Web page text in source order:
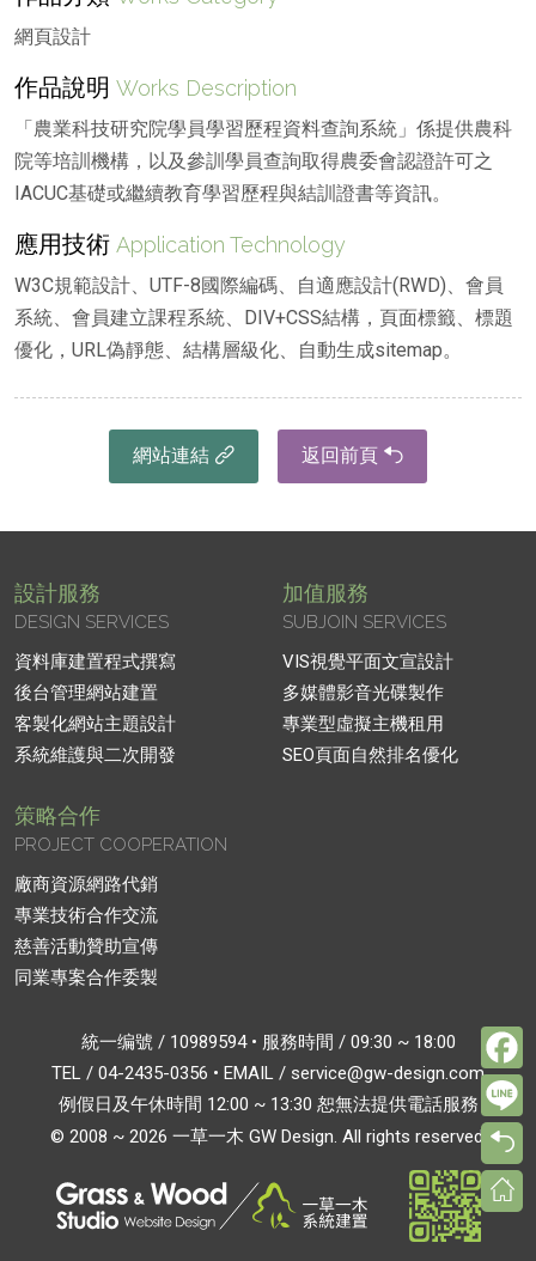
網頁設計
作品說明 Works Description
「農業科技研究院學員學習歷程資料查詢系統」係提供農科
院等培訓機構，以及參訓學員查詢取得農委會認證許可之
IACUC基礎或繼續教育學習歷程與結訓證書等資訊。
應用技術 Application Technology
W3C規範設計、UTF-8國際編碼、自適應設計(RWD)、會員
系統、會員建立課程系統、DIV+CSS結構，頁面標籤、標題
優化，URL偽靜態、結構層級化、自動生成sitemap。
網站連結 返回前頁
設計服務
DESIGN SERVICES
資料庫建置程式撰寫
後台管理網站建置
客製化網站主題設計
系統維護與二次開發
加值服務
SUBJOIN SERVICES
VIS視覺平面文宣設計
多媒體影音光碟製作
專業型虛擬主機租用
SEO頁面自然排名優化
策略合作
PROJECT COOPERATION
廠商資源網路代銷
專業技術合作交流
慈善活動贊助宣傳
同業專案合作委製
統一编號 / 10989594 • 服務時間 / 09:30 ~ 18:00
TEL / 04-2435-0356 • EMAIL / service@gw-design.com
例假日及午休時間 12:00 ~ 13:30 恕無法提供電話服務
© 2008 ~ 2026 一草一木 GW Design. All rights reserved.